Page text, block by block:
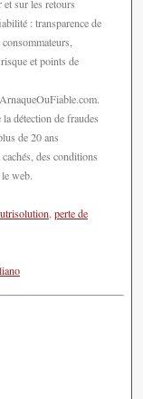
sur les retours
: transparence de
et points de
détection de fraudes
de 20 ans
des conditions
web.
perte de